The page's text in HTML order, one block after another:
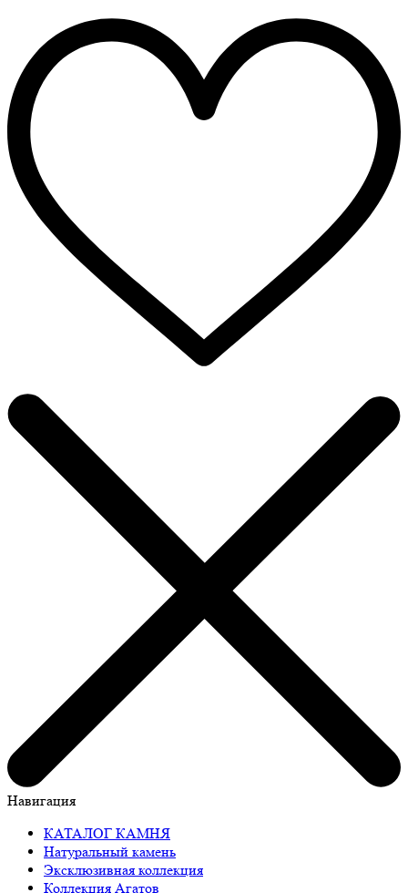
Навигация
КАТАЛОГ КАМНЯ
Натуральный камень
Эксклюзивная коллекция
Коллекция Агатов